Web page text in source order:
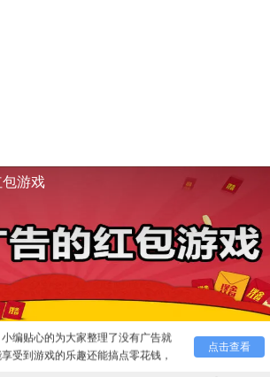
游戏
点击查看
常火爆，但是有玩家反映需要看广
编贴心的为大家整理了没有广告就
受到游戏的乐趣还能搞点零花钱，
你的小伙伴一起来玩~